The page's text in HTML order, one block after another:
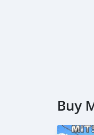
รถยนต์
Buy